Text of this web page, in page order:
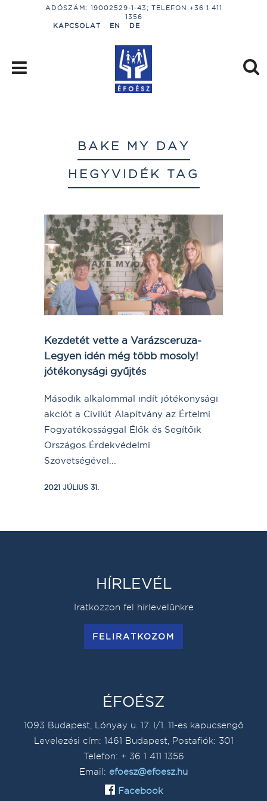
ADÓSZÁM: 19002529-1-43; TELEFON:+36 1 411
1356
KAPCSOLAT
EN DE
BAKE MY DAY
HEGYVIDÉK TAG
Kezdetét vette a Varázsceruza-
Legyen idén még több mosoly!
jótékonysági gyűjtés
Második alkalommal indít jótékonysági
akciót a Civilút Alapítvány az Értelmi
Fogyatékossággal Élők és Segítőik
Országos Érdekvédelmi
Szövetségével...
2021 JÚLIUS 31.
HÍRLEVÉL
Iratkozzon fel hírlevelünkre
FELIRATKOZOM
ÉFOÉSZ
1093 Budapest, Lónyay u. 17. I/1. 11-es kapucsengő
Levelezési cím: 1461 Budapest, Postafiók: 301
Telefon: + 36 1 411 1356
Email: efoesz@efoesz.hu
Facebook